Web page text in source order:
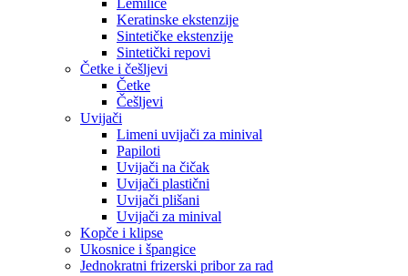
Lemilice
Keratinske ekstenzije
Sintetičke ekstenzije
Sintetički repovi
Četke i češljevi
Četke
Češljevi
Uvijači
Limeni uvijači za minival
Papiloti
Uvijači na čičak
Uvijači plastični
Uvijači plišani
Uvijači za minival
Kopče i klipse
Ukosnice i špangice
Jednokratni frizerski pribor za rad